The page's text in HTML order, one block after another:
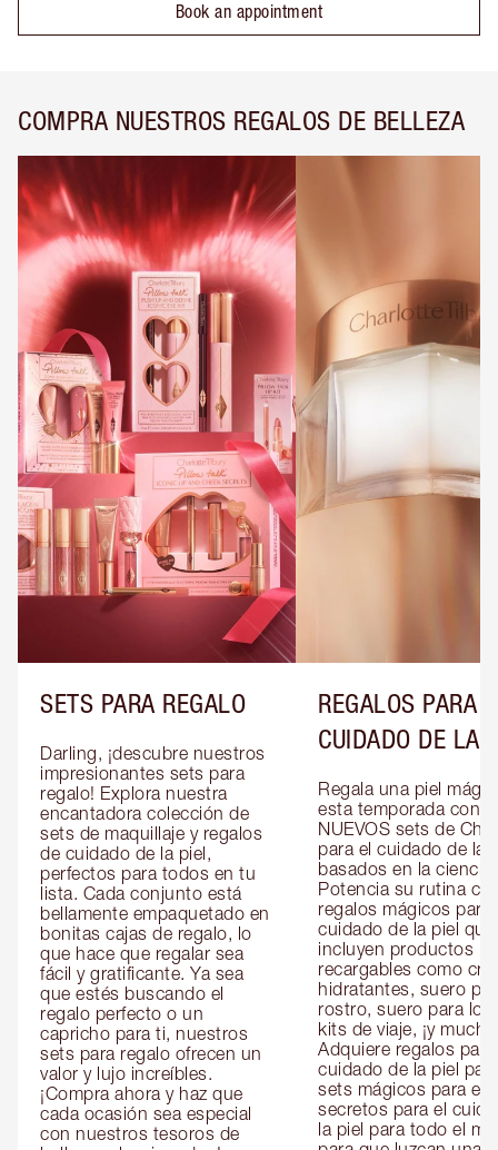
Book an appointment
COMPRA NUESTROS REGALOS DE BELLEZA
SETS PARA REGALO
Darling, ¡descubre nuestros
impresionantes sets para
regalo! Explora nuestra
encantadora colección de
sets de maquillaje y regalos
de cuidado de la piel,
perfectos para todos en tu
lista. Cada conjunto está
bellamente empaquetado en
bonitas cajas de regalo, lo
que hace que regalar sea
fácil y gratificante. Ya sea
que estés buscando el
regalo perfecto o un
capricho para ti, nuestros
sets para regalo ofrecen un
valor y lujo increíbles.
¡Compra ahora y haz que
cada ocasión sea especial
con nuestros tesoros de
REGALOS PARA
CUIDADO DE LA
Regala una piel
esta temporada con
NUEVOS sets de
para el cuidado de la
basados en la ciencia.
Potencia su rutina
regalos mágicos para
cuidado de la piel que
incluyen productos
recargables como
hidratantes, suero
rostro, suero para los
kits de viaje, ¡y
Adquiere regalos para
cuidado de la piel
sets mágicos para
secretos para el
la piel para todo el